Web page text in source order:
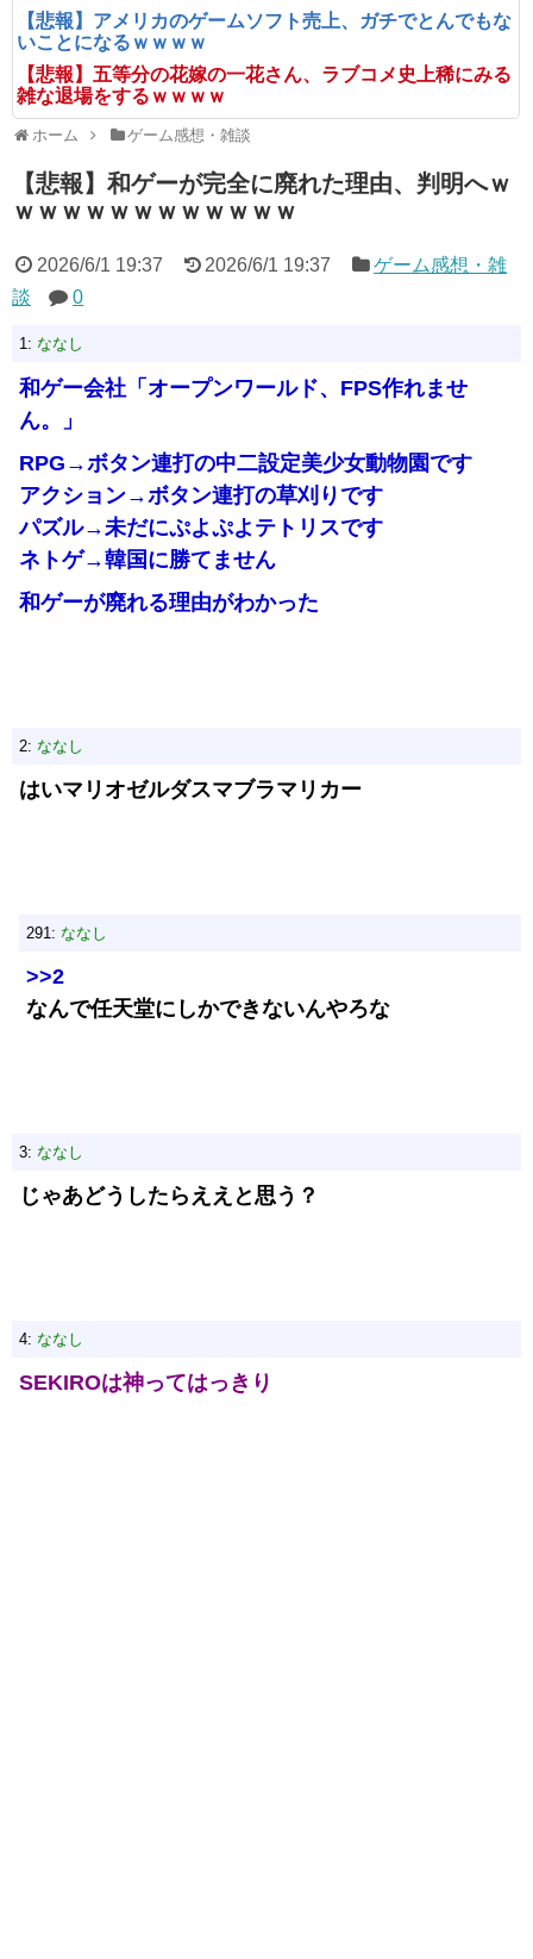
【悲報】アメリカのゲームソフト売上、ガチでとんでもな
いことになるｗｗｗｗ
【悲報】五等分の花嫁の一花さん、ラブコメ史上稀にみる
雑な退場をするｗｗｗｗ
ホーム ゲーム感想・雑談
【悲報】和ゲーが完全に廃れた理由、判明へｗ
ｗｗｗｗｗｗｗｗｗｗｗｗ
2026/6/1 19:37 2026/6/1 19:37
ゲーム感想・雑
談
0
1: ななし
和ゲー会社「オープンワールド、FPS作れませ
ん。」
RPG→ボタン連打の中二設定美少女動物園です
アクション→ボタン連打の草刈りです
パズル→未だにぷよぷよテトリスです
ネトゲ→韓国に勝てません
和ゲーが廃れる理由がわかった
2: ななし
はいマリオゼルダスマブラマリカー
291: ななし
>>2
なんで任天堂にしかできないんやろな
3: ななし
じゃあどうしたらええと思う？
4: ななし
SEKIROは神ってはっきり